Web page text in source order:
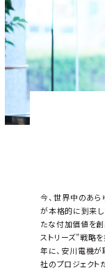
今、世界中のあ
が本格的に到来し
たな付加価値を創
ストリーズ”戦略
年に、安川電機
社のプロジェクト